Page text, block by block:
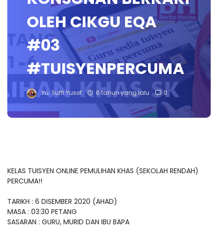
OLEH CIKGU EQA
#03
#TUISYENPERCUMA
Yu. Suffi Yusof 6 tahun yang lalu 0
KELAS TUISYEN ONLINE PEMULIHAN KHAS (SEKOLAH RENDAH)
PERCUMA!!
TARIKH : 6 DISEMBER 2020 (AHAD)
MASA : 03:30 PETANG
SASARAN : GURU, MURID DAN IBU BAPA